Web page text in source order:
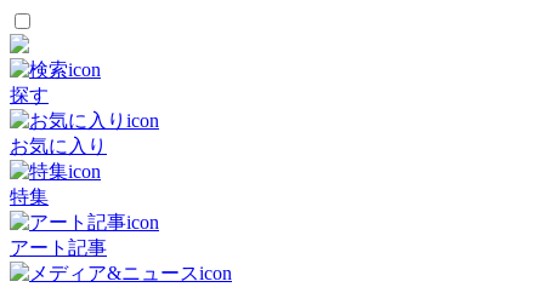
探す
お気に入り
特集
アート記事